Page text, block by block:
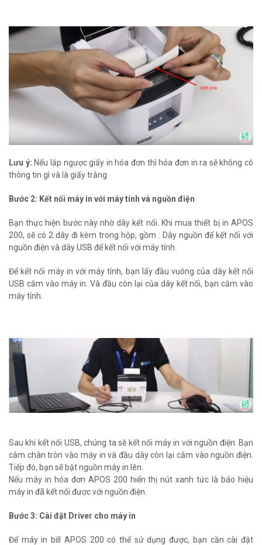
Lưu ý: Nếu lắp ngược giấy in hóa đơn thì hóa đơn in ra sẽ không có
thông tin gì và là giấy trắng
Bước 2: Kết nối máy in với máy tính và nguồn điện
Bạn thực hiện bước này nhờ dây kết nối. Khi mua thiết bị in APOS
200, sẽ có 2 dây đi kèm trong hộp, gồm : Dây nguồn để kết nối với
nguồn điện và dây USB để kết nối với máy tính.
Để kết nối máy in với máy tính, bạn lấy đầu vuông của dây kết nối
USB cắm vào máy in. Và đầu còn lại của dây kết nối, bạn cắm vào
máy tính.
Sau khi kết nối USB, chúng ta sẽ kết nối máy in với nguồn điện. Bạn
cắm chân tròn vào máy in và đầu dây còn lại cắm vào nguồn điện.
Tiếp đó, bạn sẽ bật nguồn máy in lên.
Nếu máy in hóa đơn APOS 200 hiển thị nút xanh tức là báo hiệu
máy in đã kết nối được với nguồn điện.
Bước 3: Cài đặt Driver cho máy in
Để máy in bill APOS 200 có thể sử dụng được, bạn cần cài đặt